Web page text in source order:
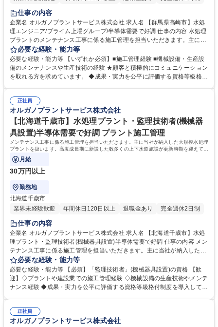
仕事の内容
企業名 オルガノプラントサービス株式会社 求人名 【群馬県高崎市】水処
理エンジニア/プライム上場グループ/半導体需要で好調 仕事の内容 水処理
プラントのメンテナンス工事に係る施工管理を担当いただきます。主にオ
ルガノが納入した大規模水処理プラントを扱い、顧客は半導体・液晶等を
製造する電子メーカーや医薬品メーカー、食品メーカー等です。 ◆日本全
国の顧客に迅速な対応を行う為、全国に23ヶ所の出張所を設置し てお
り、オルガノグループ各社と協力して業務を進めていきます。 【オルガノ
ルまで磨き上げる。当社は「水」に秘められた能力を引き出し、産業と社
会の未来を拓いていきます。※建物の改変を伴う業務は含まない 募集職種
【群馬県高崎市】水処理エンジニア/プライム上場グループ/半導体需要で
好調
必要な経験・能力等
必要な経験・能力等 【いずれか必須】■施工管理経験 ■機械設備・生産設
備のメンテナンスや生産技術の経験 ★顧客と積極的にコミュニケーション
を取れる方を求めています。 ◆成果・実力を公平に評価する資格等級格付
◆高度経済成長期に普及した全国の多くの上下水道施設が老朽化、更新時
期を迎えています。「水」の能力を引き出すプライム市場上場オルガノグ
ループで、水処理プラントに関する経験を活かして活躍できます。 学歴・
資格 学歴：大学院 大学 高専 短大 専修学校 高校 語学力： 資格：第一種運
転免許普通自動車
正社員
オルガノプラントサービス株式会社
【北海道千歳市】水処理プラント・監理技術者(機械器
具設置)半導体需要で好調 プラント施工管理
メンテナンス工事に係る施工管理を担当いただきます。主に当社が納入した大規模水処理
プラントを扱います。高度成長期に新設した数多くの上下水道施設が更新時期を迎えてお
り、需要が増加しております。
月給
30万円以上
勤務地
北海道千歳市
業界未経験歓迎
年間休日120日以上 退職金あり 完全週休2日制
仕事の内容
企業名 オルガノプラントサービス株式会社 求人名 【北海道千歳市】水処
理プラント・監理技術者(機械器具設置)半導体需要で好調 仕事の内容 メン
テナンス工事に係る施工管理を担当いただきます。主に当社が納入した大
規模水処理プラントを扱います。高度成長期に新設した数多くの上下水道
施設が更新時期を迎えており、需要が増加しております。 顧客は官公庁を
はじめ、半導体・液晶等を製造する電子メーカーや医薬品メーカー、食品
メーカー等です。日本全国の顧客に迅速な対応を行う為、全国に23ヶ所の
ラント・監理技術者(機械器具設置)半導体需要で好調
必要な経験・能力等
必要な経験・能力等 【必須】「監理技術者」(機械器具設置)の資格 【歓
迎】◇プラントや建設業での施工管理経験 ◇機械設備の生産技術やメンテ
ナンス経験 ◆成果・実力を公平に評価する資格等級格付制度を導入してい
に普及した全国の多くの上下水道施設が老朽化、更新時期を迎えていま
す。「水」の能力を引き出すプライム市場上場オルガノグループで、水処
正社員
オルガノプラントサービス株式会社